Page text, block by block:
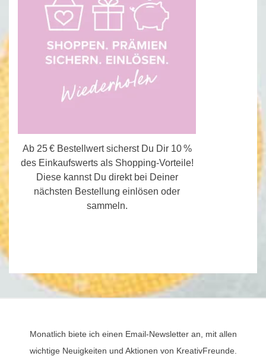
Ab 25 € Bestellwert sicherst Du Dir 10 %
des Einkaufswerts als Shopping-Vorteile!
Diese kannst Du direkt bei Deiner
nächsten Bestellung einlösen oder
sammeln.
Monatlich biete ich einen Email-Newsletter an, mit allen
wichtige Neuigkeiten und Aktionen von KreativFreunde.